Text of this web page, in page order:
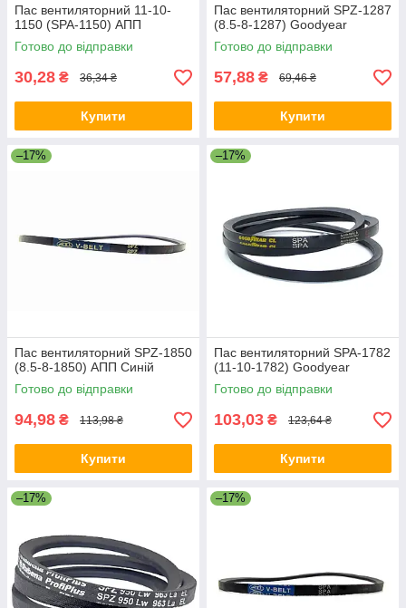
Пас вентиляторний 11-10-
1150 (SPA-1150) АПП
Готово до відправки
30,28 ₴ 36,34 ₴
Купити
Пас вентиляторний SPZ-1287
(8.5-8-1287) Goodyear
Готово до відправки
57,88 ₴ 69,46 ₴
Купити
–17%
Пас вентиляторний SPZ-1850
(8.5-8-1850) АПП Синій
Готово до відправки
94,98 ₴ 113,98 ₴
Купити
–17%
Пас вентиляторний SPA-1782
(11-10-1782) Goodyear
Готово до відправки
103,03 ₴ 123,64 ₴
Купити
–17% –17%